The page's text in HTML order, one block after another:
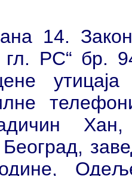
14.
гл. РС“ бр.